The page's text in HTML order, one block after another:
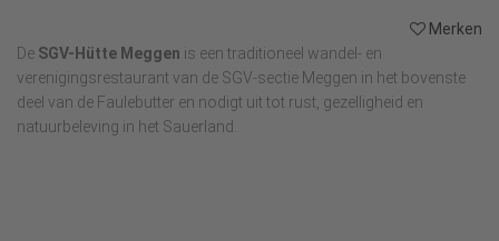
Merken
De SGV-Hütte Meggen is een traditioneel wandel- en
verenigingsrestaurant van de SGV-sectie Meggen in het bovenste
deel van de Faulebutter en nodigt uit tot rust, gezelligheid en
natuurbeleving in het Sauerland.